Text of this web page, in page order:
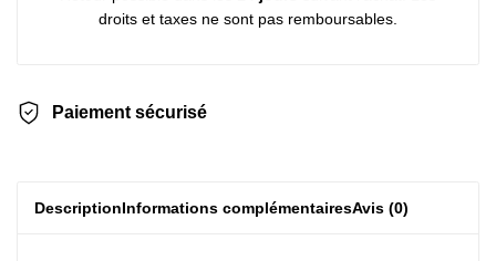
droits et taxes ne sont pas remboursables.
Paiement sécurisé
DescriptionInformations complémentairesAvis (0)